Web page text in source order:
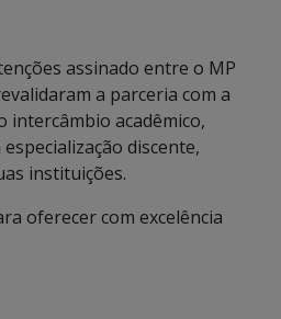
assinado entre o MP
a parceria com a
intercâmbio acadêmico,
discente,
instituições.
oferecer com excelência